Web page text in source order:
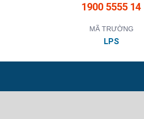
1900 5555 14
MÃ TRƯỜNG
LPS